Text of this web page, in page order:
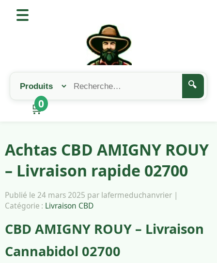
🔍
🛒
0
Achtas CBD AMIGNY ROUY
– Livraison rapide 02700
Publié le 24 mars 2025 par lafermeduchanvrier |
Catégorie : Livraison CBD
CBD AMIGNY ROUY – Livraison
Cannabidol 02700